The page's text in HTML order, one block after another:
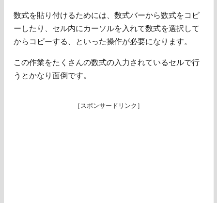
数式を貼り付けるためには、数式バーから数式をコピ
ーしたり、セル内にカーソルを入れて数式を選択して
からコピーする、といった操作が必要になります。
この作業をたくさんの数式の入力されているセルで行
うとかなり面倒です。
［スポンサードリンク］